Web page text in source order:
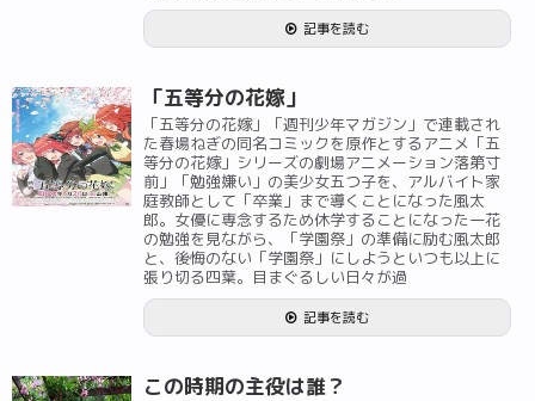
記事を読む
「五等分の花嫁」
「五等分の花嫁」「週刊少年マガジン」で連載され
た春場ねぎの同名コミックを原作とするアニメ「五
等分の花嫁」シリーズの劇場アニメーション落第寸
前」「勉強嫌い」の美少女五つ子を、アルバイト家
庭教師として「卒業」まで導くことになった風太
郎。女優に専念するため休学することになった一花
の勉強を見ながら、「学園祭」の準備に励む風太郎
と、後悔のない「学園祭」にしようといつも以上に
張り切る四葉。目まぐるしい日々が過
記事を読む
この時期の主役は誰？